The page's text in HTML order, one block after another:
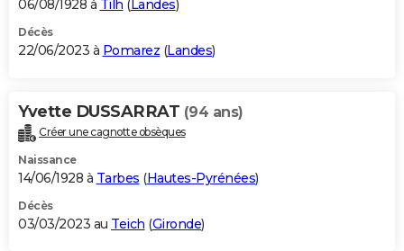
06/08/1928 à Tilh ( Landes)
Décès
22/06/2023 à Pomarez (Landes)
Yvette DUSSARRAT (94 ans)
Créer une cagnotte obsèques
Naissance
14/06/1928 à Tarbes (Hautes-Pyrénées)
Décès
03/03/2023 au Teich (Gironde)